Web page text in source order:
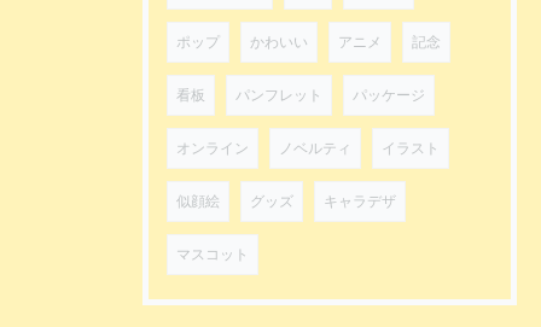
ポップ かわいい アニメ 記念
看板 パンフレット パッケージ
オンライン ノベルティ イラスト
似顔絵 グッズ キャラデザ
マスコット